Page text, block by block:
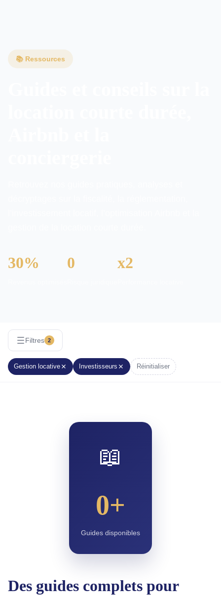
📚 Ressources
30% 0 x2
Filtres 2
Gestion locative Investisseurs Réinitialiser
Des guides complets pour
📖
0+
Guides disponibles